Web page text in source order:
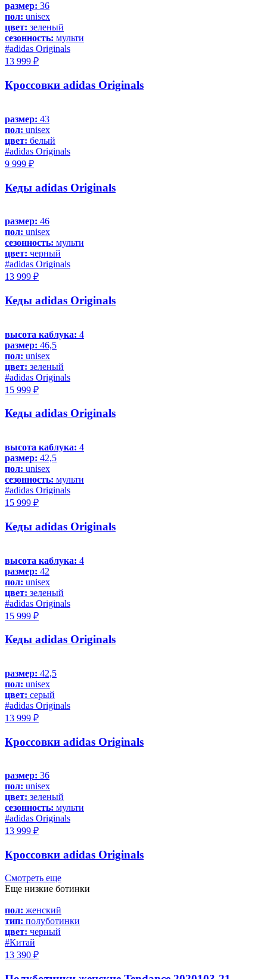
размер: 36
пол: unisex
цвет: зеленый
сезонность: мульти
#adidas Originals
13 999 ₽
Кроссовки adidas Originals
размер: 43
пол: unisex
цвет: белый
#adidas Originals
9 999 ₽
Кеды adidas Originals
размер: 46
пол: unisex
сезонность: мульти
цвет: черный
#adidas Originals
13 999 ₽
Кеды adidas Originals
высота каблука: 4
размер: 46,5
пол: unisex
цвет: зеленый
#adidas Originals
15 999 ₽
Кеды adidas Originals
высота каблука: 4
размер: 42,5
пол: unisex
сезонность: мульти
#adidas Originals
15 999 ₽
Кеды adidas Originals
высота каблука: 4
размер: 42
пол: unisex
цвет: зеленый
#adidas Originals
15 999 ₽
Кеды adidas Originals
размер: 42,5
пол: unisex
цвет: серый
#adidas Originals
13 999 ₽
Кроссовки adidas Originals
размер: 36
пол: unisex
цвет: зеленый
сезонность: мульти
#adidas Originals
13 999 ₽
Кроссовки adidas Originals
Смотреть еще
Еще низкие ботинки
пол: женский
тип: полуботинки
цвет: черный
#Китай
13 390 ₽